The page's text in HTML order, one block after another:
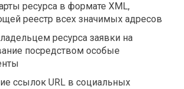
ресурса в формате XML,
реестр всех значимых адресов
ресурса заявки на
посредством особые
ссылок URL в социальных